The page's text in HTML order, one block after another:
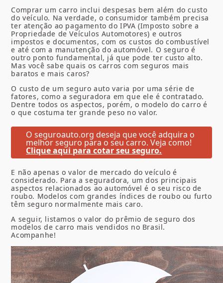
Comprar um carro inclui despesas bem além do custo
do veículo. Na verdade, o consumidor também precisa
ter atenção ao pagamento do IPVA (Imposto sobre a
Propriedade de Veículos Automotores) e outros
impostos e documentos, com os custos do combustível
e até com a manutenção do automóvel. O seguro é
outro ponto fundamental, já que pode ter custo alto.
Mas você sabe quais os carros com seguros mais
baratos e mais caros?
O custo de um seguro auto varia por uma série de
fatores, como a seguradora em que ele é contratado.
Dentre todos os aspectos, porém, o modelo do carro é
o que costuma ter grande peso no valor.
O seguroauto.org deseja que você adquira o
melhor seguro para o seu carro. Veja como!
Clique aqui para cotar seu seguro.
E não apenas o valor de mercado do veículo é
considerado. Para a seguradora, um dos principais
aspectos relacionados ao automóvel é o seu risco de
roubo. Modelos com grandes índices de roubo ou furto
têm seguro normalmente mais caro.
A seguir, listamos o valor do prêmio de seguro dos
modelos de carro mais vendidos no Brasil.
Acompanhe!